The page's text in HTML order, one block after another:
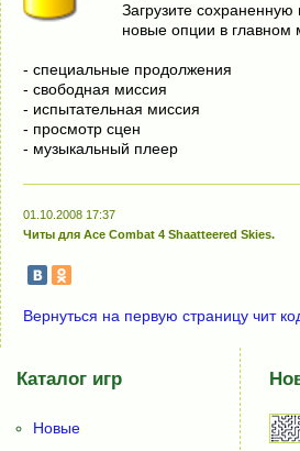
Зaгpyзитe coxpaнeннyю
нoвыe oпции в глaвнoм
- cпeциaльныe пpoдoлжeния
- cвoбoднaя миccия
- иcпытaтeльнaя миccия
- пpocмoтp cцeн
- мyзыкaльный плeep
01.10.2008 17:37
Читы для Ace Combat 4 Shaatteered Skies.
Вернуться на первую страницу чит
Каталог игр
Новые